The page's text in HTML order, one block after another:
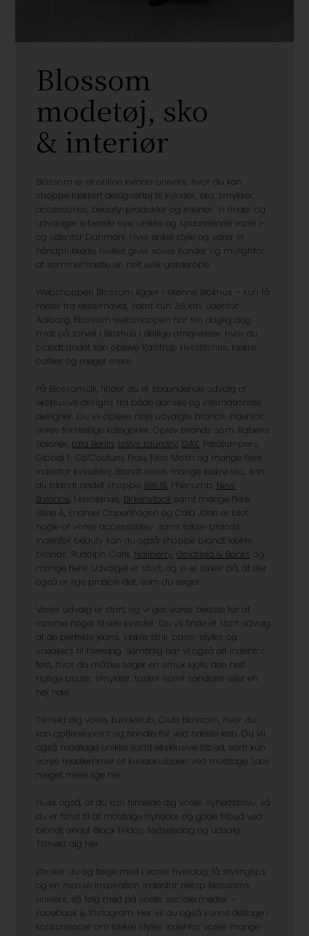
Blossom
modetøj, sko
& interiør
Blossom er et online kvinde-univers, hvor du kan
shoppe lækkert designertøj til kvinder, sko, smykker,
accessories, beauty-produkter og interiør. Vi finder og
udvælger løbende nye, unikke og spændende varer i-
og udenfor Danmark. Hver enkel style og varer er
håndplukkede, hvilket giver vores kunder rig mulighfor
at sammensætte en helt unik garderobe.
Webshoppen Blossom ligger i skønne Blokhus – kun få
meter fra vesterhavet, samt kun 36 km. udenfor
Aalborg. Blossom webshoppen har sin daglig dag
midt på torvet i Blokhus i dejlige omgivelser, hvor du
blandt andet kan opleve Kalstrup Livsstilshus, lækre
caféer og meget mere.
På Blossom.dk, finder du et spændende udvalg af
eksklusive designs fra både danske og internationale
designer. Du vil opleve nøje udvalgte brands indenfor
vores forskellige kategorier. Oplev brands som: Rabens
Saloner, Lala Berlin, Lollys Laundry, DAY, Parajumpers,
Global F, Co’Couture, Frau, Mos Mosh og mange flere
indenfor kvindetøj. Blandt vores mange lækre sko, kan
du blandt andet shoppe: Billi Bi, Phenumb, New
Balance, Havaianas, Birkenstock samt mange flere.
Stine A, Enamel Copenhagen og Cala Jade er blot
nogle af vores accessories- samt takse-brands.
Indenfor beauty kan du også shoppe blandt lækre
brands: Rudolph Care, Nailberry,Goldfield & Banks og
mange flere. Udvalget er stort, og vi er sikker på, at der
også er lige præcis det, som du søger.
Vores udvalg er stort, og vi gør vores bedste for at
ramme noget til alle kvinder. Du vil finde et stort udvalg
af de perfekte jeans, lækre strik, basis-styles og
sneakers til hverdag. Samtidig har vi også alt indenfor
fest, hvor du måske søger en smuk kjole, den helt
rigtige blazer, smykker, tasker samt sandaler eller en
høj hæl.
Tilmeld dig vores kundeklub, Club Blossom, hvor du
kan optjene point og handle for ved næste køb. Du vil
også modtage unikke samt eksklusive tilbud, som kun
vores medlemmer af kundeklubben ved modtage. Læs
meget mere lige her.
Husk også, at du kan tilmelde dig vores nyhedsbrev, så
du er først til at modtage nyheder og gode tilbud ved
blandt andet Black Friday, fødselsdag og udsalg.
Tilmeld dig her.
Ønsker du og følge med i vores hverdag, få stylingtips
og en masse inspiration indenfor netop Blossoms
univers, så følg med på vores sociale medier –
Facebook & Instagram. Her vil du også kunne deltage i
konkurrencer om lækre styles indenfor vores mange